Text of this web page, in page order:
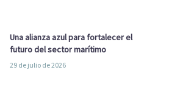
Una alianza azul para fortalecer el
futuro del sector marítimo
29 de julio de 2026